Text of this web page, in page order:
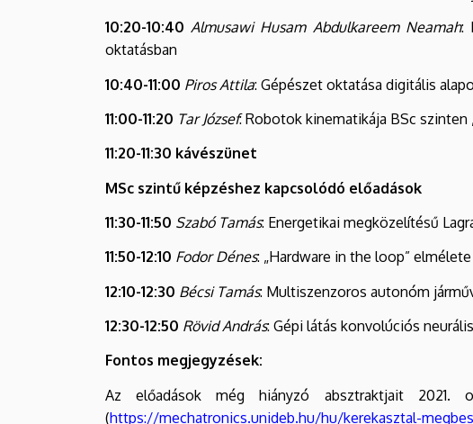
10:20-10:40Almusawi Husam Abdulkareem Neamah:
oktatásban
10:40-11:00 Piros Attila: Gépészet oktatása digitális
11:00-11:20 Tar József: Robotok kinematikája BSc szinten
11:20-11:30 kávészünet
MSc szintű képzéshez kapcsolódó előadások
11:30-11:50 Szabó Tamás: Energetikai megközelítésű
11:50-12:10 Fodor Dénes: „Hardware in the loop”
12:10-12:30 Bécsi Tamás: Multiszenzoros autonóm
12:30-12:50 Rövid András: Gépi látás konvolúciós
Fontos megjegyzések:
Az előadások még hiányzó absztraktjait 2021.
(https://mechatronics.unideb.hu/hu/kerekasztal-